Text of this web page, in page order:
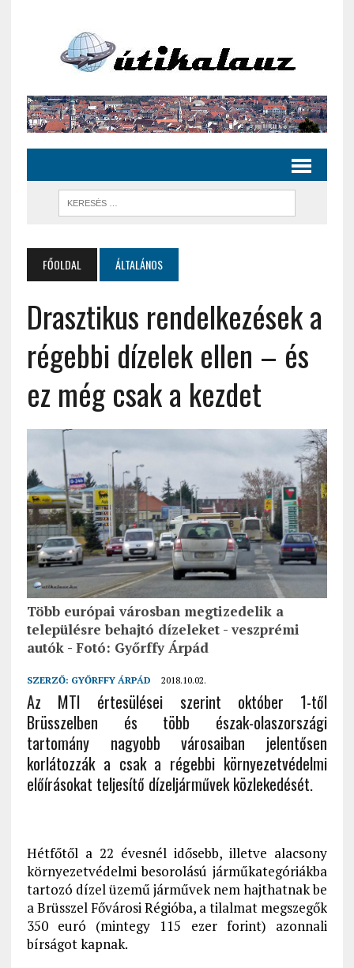
FŐOLDAL ÁLTALÁNOS
Drasztikus rendelkezések a
régebbi dízelek ellen – és
ez még csak a kezdet
Több európai városban megtizedelik a
településre behajtó dízeleket - veszprémi
autók - Fotó: Győrffy Árpád
SZERZŐ: GYŐRFFY ÁRPÁD 2018.10.02.
Az MTI értesülései szerint október 1-től
Brüsszelben és több észak-olaszországi
tartomány nagyobb városaiban jelentősen
korlátozzák a csak a régebbi környezetvédelmi
előírásokat teljesítő dízeljárművek közlekedését.
Hétfőtől a 22 évesnél idősebb, illetve alacsony
környezetvédelmi besorolású járműkategóriákba
tartozó dízel üzemű járművek nem hajthatnak be
a Brüsszel Fővárosi Régióba, a tilalmat megszegők
350 euró (mintegy 115 ezer forint) azonnali
bírságot kapnak.